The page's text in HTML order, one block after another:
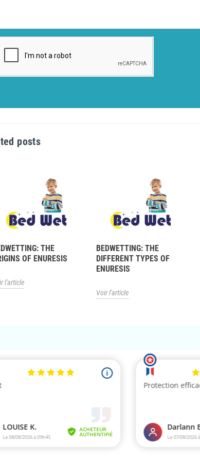
posts
THE
OF ENURESIS
l'article
BEDWETTING: THE
DIFFERENT TYPES OF
ENURESIS
Voir l'article